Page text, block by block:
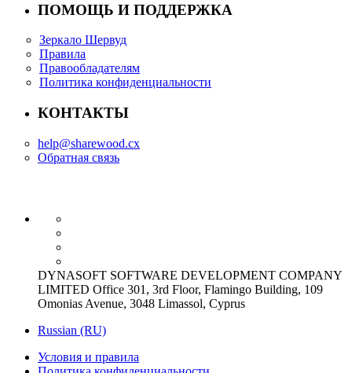
ПОМОЩЬ И ПОДДЕРЖКА
Зеркало Шервуд
Правила
Правообладателям
Политика конфиденциальности
КОНТАКТЫ
help@sharewood.cx
Обратная связь
DYNASOFT SOFTWARE DEVELOPMENT COMPANY
LIMITED Office 301, 3rd Floor, Flamingo Building, 109
Omonias Avenue, 3048 Limassol, Cyprus
Russian (RU)
Условия и правила